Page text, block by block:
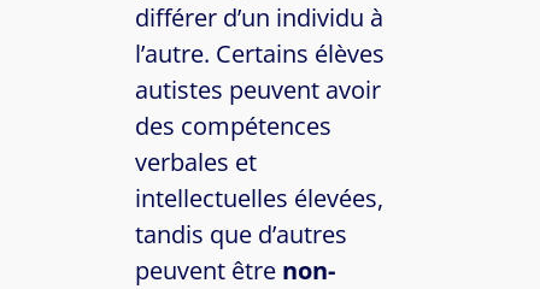
différer d’un individu à
l’autre. Certains élèves
autistes peuvent avoir
des compétences
verbales et
intellectuelles élevées,
tandis que d’autres
peuvent être non-